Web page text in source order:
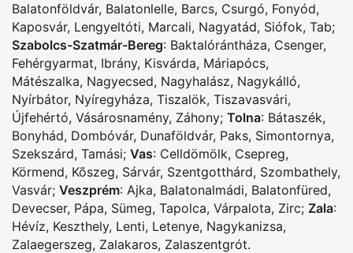
Balatonföldvár, Balatonlelle, Barcs, Csurgó, Fonyód,
Kaposvár, Lengyeltóti, Marcali, Nagyatád, Siófok, Tab;
Szabolcs-Szatmár-Bereg: Baktalórántháza, Csenger,
Fehérgyarmat, Ibrány, Kisvárda, Máriapócs,
Mátészalka, Nagyecsed, Nagyhalász, Nagykálló,
Nyírbátor, Nyíregyháza, Tiszalök, Tiszavasvári,
Újfehértó, Vásárosnamény, Záhony; Tolna: Bátaszék,
Bonyhád, Dombóvár, Dunaföldvár, Paks, Simontornya,
Szekszárd, Tamási; Vas: Celldömölk, Csepreg,
Körmend, Kõszeg, Sárvár, Szentgotthárd, Szombathely,
Vasvár; Veszprém: Ajka, Balatonalmádi, Balatonfüred,
Devecser, Pápa, Sümeg, Tapolca, Várpalota, Zirc; Zala:
Hévíz, Keszthely, Lenti, Letenye, Nagykanizsa,
Zalaegerszeg, Zalakaros, Zalaszentgrót.